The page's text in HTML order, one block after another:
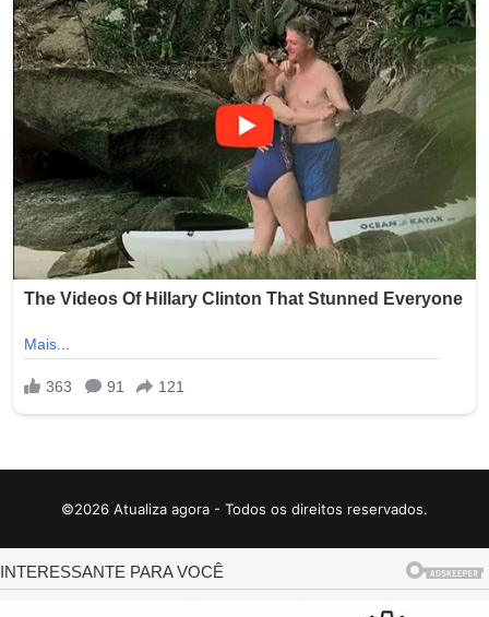
©2026 Atualiza agora - Todos os direitos reservados.